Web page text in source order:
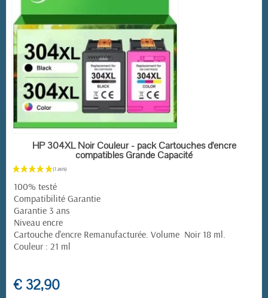
EN STOCK
HP 304XL Noir Couleur - pack Cartouches d'encre
compatibles Grande Capacité
100% testé
Compatibilité Garantie
Garantie 3 ans
Niveau encre
Cartouche d'encre Remanufacturée. Volume Noir 18 ml.
Couleur : 21 ml
€ 32,90